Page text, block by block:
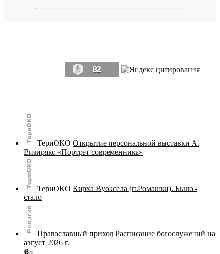
82
ТериОКО Открытие персональной выставки А.
Визиряко «Портрет современника»
ТериОКО Кирха Вуоксела (п.Ромашки). Было -
стало
Православный приход Расписание богослужений на
август 2026 г.